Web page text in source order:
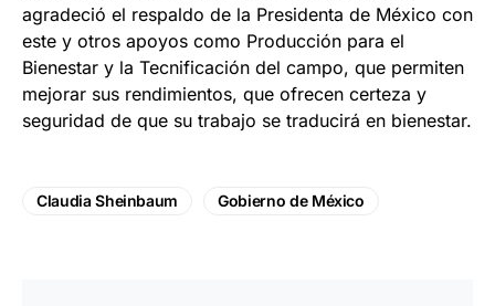
agradeció el respaldo de la Presidenta de México con
este y otros apoyos como Producción para el
Bienestar y la Tecnificación del campo, que permiten
mejorar sus rendimientos, que ofrecen certeza y
seguridad de que su trabajo se traducirá en bienestar.
Claudia Sheinbaum Gobierno de México